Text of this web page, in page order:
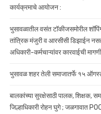
कार्यक्रमाचे आयोजन :
भुसावळातील वसंत टॉकीजसमोरील
तांत्रिक मंजुरी व आरसीसी डिझाईन
अधिकारी-कर्मचाऱ्यांवर कारवाईची मागणी
भुसावळ शहर तेली समाजातर्फे १५ ऑगस्ट
बालकांच्या सुरक्षेसाठी पालक, शिक्षक,
जिल्हाधिकारी रोहन घुगे ; जळगावात